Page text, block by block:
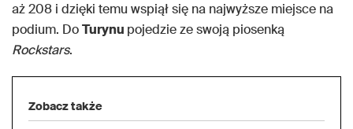
aż 208 i dzięki temu wspiął się na najwyższe miejsce na
podium. DoTurynu pojedzie ze swoją piosenką
Rockstars.
Zobacz także